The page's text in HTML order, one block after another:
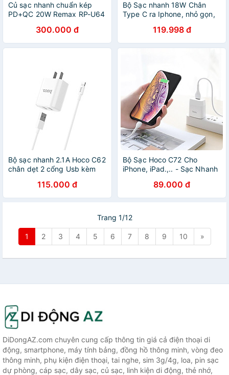
Củ sạc nhanh chuẩn kép
PD+QC 20W Remax RP-U64
300.000 đ
Bộ Sạc nhanh 18W Chân
Type C ra Iphone, nhỏ gọn,
119.998 đ
Bộ sạc nhanh 2.1A Hoco C62
chân dẹt 2 cổng Usb kèm
Hàng chính hãng
115.000 đ
Bộ Sạc Hoco C72 Cho
iPhone, iPad.,.. - Sạc Nhanh
Điện - Hàng Chính Hãng
89.000 đ
Trang 1/12
1 2 3 4 5 6 7 8 9 10 »
DiDongAZ.com chuyên cung cấp thông tin giá cả điện thoại di
động, smartphone, máy tính bảng, đồng hồ thông minh, vòng đeo
thông minh, phụ kiện điện thoại, tai nghe, sim 3g/4g, loa, pin sạc
dự phòng, cáp sạc, dây sạc, củ sạc, linh kiện di động, thẻ nhớ,